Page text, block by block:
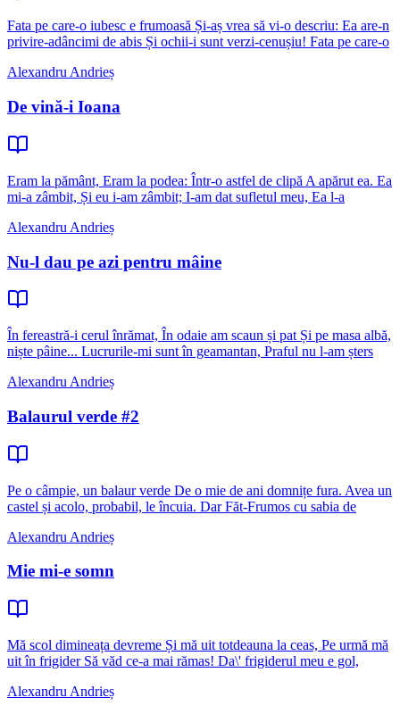
Fata pe care-o iubesc e frumoasă Și-aș vrea să vi-o descriu: Ea are-n
privire-adâncimi de abis Și ochii-i sunt verzi-cenușiu! Fata pe care-o
Alexandru Andrieș
De vină-i Ioana
Eram la pământ, Eram la podea: Într-o astfel de clipă A apărut ea. Ea
mi-a zâmbit, Și eu i-am zâmbit; I-am dat sufletul meu, Ea l-a
Alexandru Andrieș
Nu-l dau pe azi pentru mâine
În fereastră-i cerul înrămat, În odaie am scaun și pat Și pe masa albă,
niște pâine... Lucrurile-mi sunt în geamantan, Praful nu l-am șters
Alexandru Andrieș
Balaurul verde #2
Pe o câmpie, un balaur verde De o mie de ani domnițe fura. Avea un
castel și acolo, probabil, le încuia. Dar Făt-Frumos cu sabia de
Alexandru Andrieș
Mie mi-e somn
Mă scol dimineața devreme Și mă uit totdeauna la ceas, Pe urmă mă
uit în frigider Să văd ce-a mai rămas! Da\' frigiderul meu e gol,
Alexandru Andrieș